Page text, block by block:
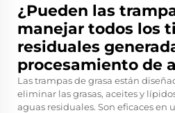
¿Pueden las
manejar todos los
residuales
procesamiento de
Las trampas de grasa están
eliminar las grasas, aceites y
aguas residuales. Son eficaces en